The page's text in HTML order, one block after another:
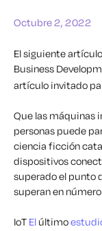
Octubre 2, 2022
El siguiente
Business
artículo invitado
Que las máquinas
personas puede
ciencia ficción
dispositivos
superado el punto
superan en
IoT El último